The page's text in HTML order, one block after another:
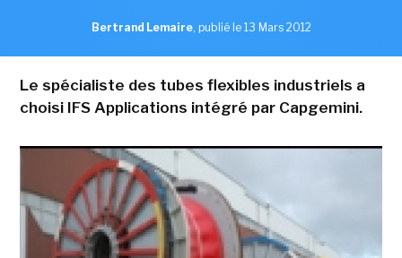
Bertrand Lemaire, publié le 13 Mars 2012
Le spécialiste des tubes flexibles industriels a
choisi IFS Applications intégré par Capgemini.